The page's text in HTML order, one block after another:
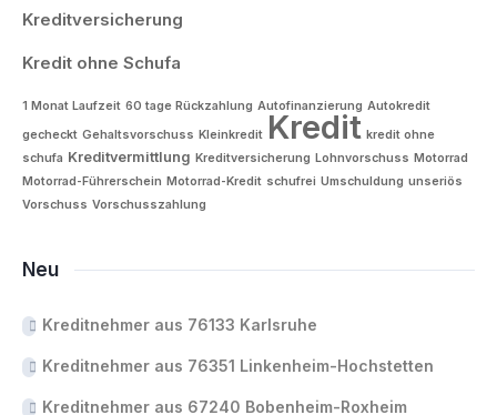
Kreditversicherung
Kredit ohne Schufa
1 Monat Laufzeit 60 tage Rückzahlung Autofinanzierung Autokredit
gecheckt Gehaltsvorschuss Kleinkredit Kredit kredit ohne
schufa Kreditvermittlung Kreditversicherung Lohnvorschuss Motorrad
Motorrad-Führerschein Motorrad-Kredit schufrei Umschuldung unseriös
Vorschuss Vorschusszahlung
Neu
Kreditnehmer aus 76133 Karlsruhe
Kreditnehmer aus 76351 Linkenheim-Hochstetten
Kreditnehmer aus 67240 Bobenheim-Roxheim